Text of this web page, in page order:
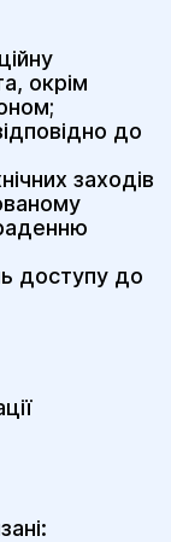
окрім
до
заходів
доступу до